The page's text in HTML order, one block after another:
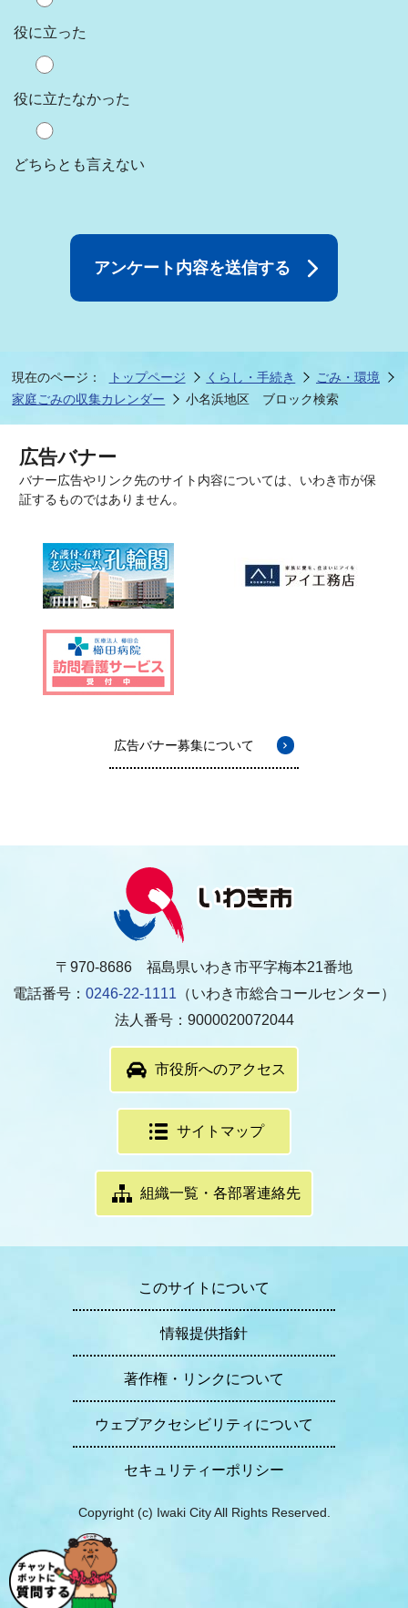
役に立った
役に立たなかった
どちらとも言えない
現在のページ： トップページ くらし・手続き
ごみ・環境
家庭ごみの収集カレンダー
小名浜地区 ブロック検索
広告バナー
バナー広告やリンク先のサイト内容については、いわき市が保
証するものではありません。
広告バナー募集について
〒970-8686 福島県いわき市平字梅本21番地
電話番号： 0246-22-1111 （いわき市総合コールセンター）
法人番号：9000020072044
市役所へのアクセス
サイトマップ
組織一覧・各部署連絡先
このサイトについて
情報提供指針
著作権・リンクについて
ウェブアクセシビリティについて
セキュリティーポリシー
Copyright (c) Iwaki City All Rights Reserved.